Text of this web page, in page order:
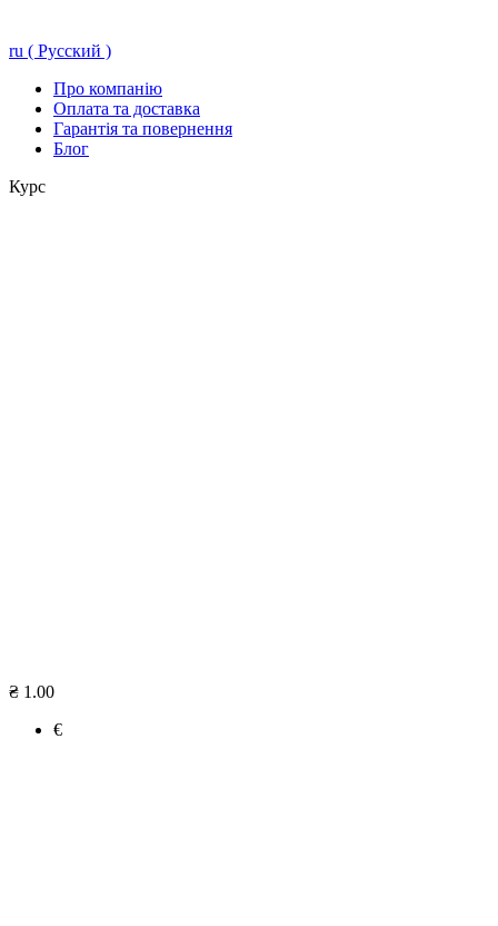
ru ( Русский )
Про компанію
Оплата та доставка
Гарантія та повернення
Блог
Курс
₴ 1.00
€